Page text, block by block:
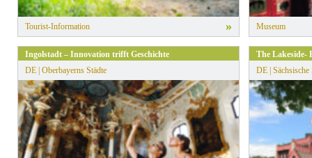
Tourist-Information » Museum
Ingolstadt – Innovation trifft Geschichte
DE | Oberbayerns Städte
The Lakeside-
DE | Sächsische